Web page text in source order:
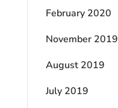
February 2020
November 2019
August 2019
July 2019